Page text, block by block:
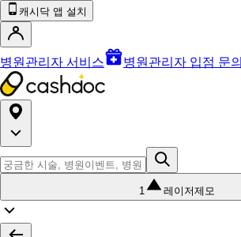
캐시닥 앱 설치
병원관리자 서비스 병원관리자 입점 문의
1 레이저제모